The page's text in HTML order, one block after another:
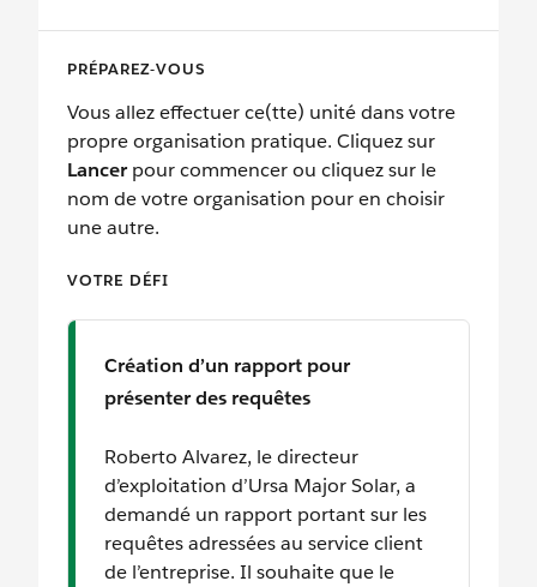
PRÉPAREZ-VOUS
Vous allez effectuer ce(tte) unité dans votre
propre organisation pratique. Cliquez sur
Lancerpour commencer ou cliquez sur le
nom de votre organisation pour en choisir
une autre.
VOTRE DÉFI
Création d’un rapport pour
présenter des requêtes
Roberto Alvarez, le directeur
d’exploitation d’Ursa Major Solar, a
demandé un rapport portant sur les
requêtes adressées au service client
de l’entreprise. Il souhaite que le